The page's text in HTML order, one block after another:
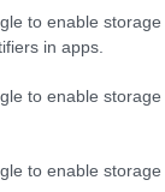
to enable
in apps.
to enable
to enable
Successiva
e